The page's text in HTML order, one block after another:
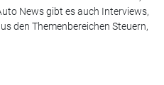
News gibt es auch Interviews,
den Themenbereichen Steuern,